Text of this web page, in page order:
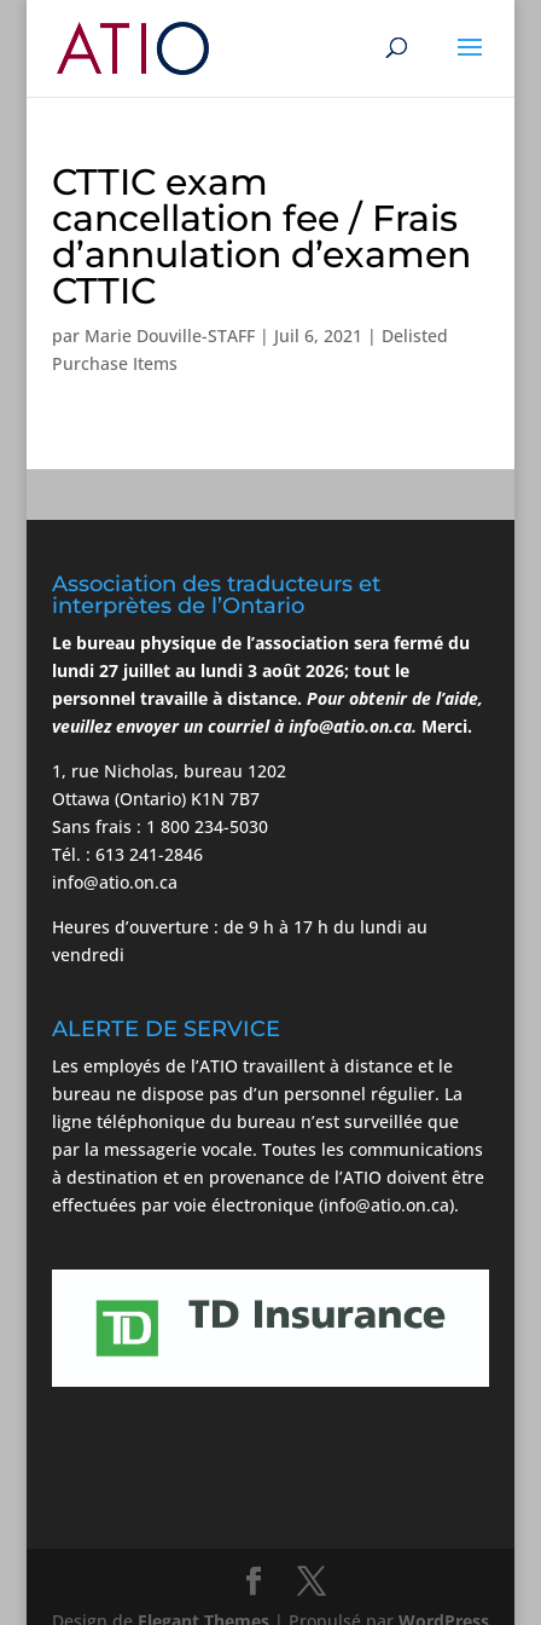
CTTIC exam
cancellation fee / Frais
d’annulation d’examen
CTTIC
par Marie Douville-STAFF| Juil 6, 2021 | Delisted
Purchase Items
Association des traducteurs et
interprètes de l’Ontario
Le bureau physique de l’association serafermé du
lundi 27 juillet au lundi 3 août 2026; tout le
personnel travaille à distance. Pour obtenir de l’aide,
veuillez envoyer un courriel à info@atio.on.ca. Merci.
1, rue Nicholas, bureau 1202
Ottawa (Ontario) K1N 7B7
Sans frais : 1 800 234-5030
Tél. : 613 241-2846
info@atio.on.ca
Heures d’ouverture : de 9 h à 17 h du lundi au
vendredi
ALERTE DE SERVICE
Les employés de l’ATIO travaillent à distance et le
bureau ne dispose pas d’un personnel régulier. La
ligne téléphonique du bureau n’est surveillée que
par la messagerie vocale. Toutes les communications
à destination et en provenance de l’ATIO doivent être
effectuées par voie électronique (info@atio.on.ca).
Design de Elegant Themes| Propulsé par WordPress